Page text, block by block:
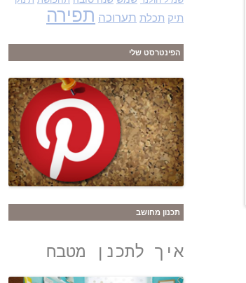
תיק תכלת תערוכה תפירה
הפינטרסט שלי
תכנון מחושב
איך לתכנן מטבח